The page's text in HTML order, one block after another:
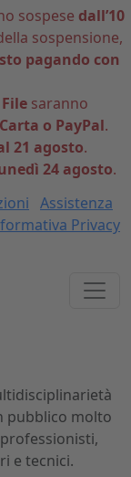
sospese dall’10
sospensione,
pagando con
File saranno
o PayPal.
21 agosto.
24 agosto.
Assistenza
Privacy
pubblico molto
e tecnici.